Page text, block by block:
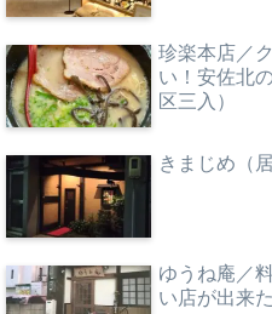
珍楽本店／
い！安佐北
区三入）
きまじめ（
ゆうね庵／
い店が出来